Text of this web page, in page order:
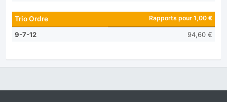
Trio Ordre Rapports pour 1,00 €
9-7-12 94,60 €